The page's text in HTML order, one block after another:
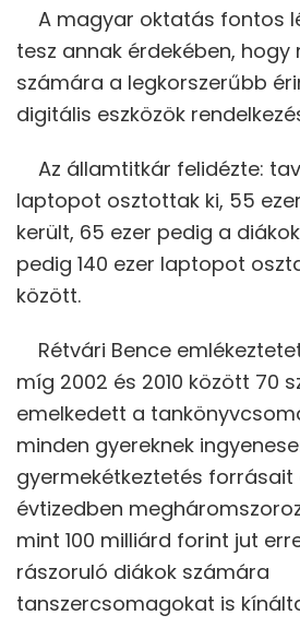
A magyar oktatás fontos
tesz annak érdekében, hogy
számára a legkorszerűbb
digitális eszközök
Az államtitkár felidézte:
laptopot osztottak ki, 55
került, 65 ezer pedig a
pedig 140 ezer laptopot
között.
Rétvári Bence
míg 2002 és 2010 között 70
emelkedett a
minden gyereknek
gyermekétkeztetés forrásait
évtizedben
mint 100 milliárd forint jut
rászoruló diákok számára
tanszercsomagokat is